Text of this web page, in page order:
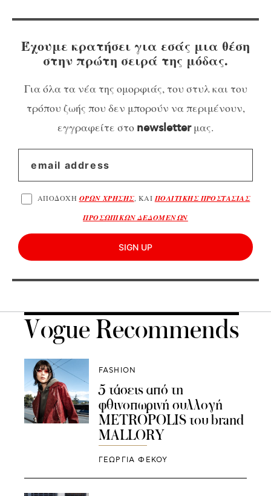
Έχουμε κρατήσει για εσάς μια θέση
στην πρώτη σειρά της μόδας.
Για όλα τα νέα της ομορφιάς, του στυλ και του
τρόπου ζωής που δεν μπορούν να περιμένουν,
εγγραφείτε στο newsletterμας.
ΑΠΟΔΟΧΗ ΟΡΩΝ ΧΡΗΣΗΣ, ΚΑΙ ΠΟΛΙΤΙΚΗΣ ΠΡΟΣΤΑΣΙΑΣ
ΠΡΟΣΩΠΙΚΩΝ ΔΕΔΟΜΕΝΩΝ
SIGN UP
Vogue Recommends
FASHION
5 τάσεις από τη
φθινοπωρινή συλλογή
METROPOLIS του brand
MALLORY
ΓΕΩΡΓΙΑ ΦΕΚΟΥ